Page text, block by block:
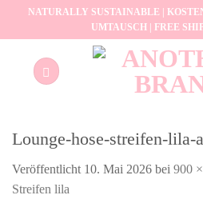
NATURALLY SUSTAINABLE |
UMTAUSCH | FREE
Lounge-hose-streifen-lila-a
Veröffentlicht 10. Mai 2026 bei 900
Streifen lila